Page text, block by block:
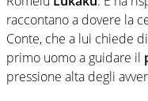
raccontano a dovere la
Conte, che a lui chiede
primo uomo a guidare il
pressione alta degli